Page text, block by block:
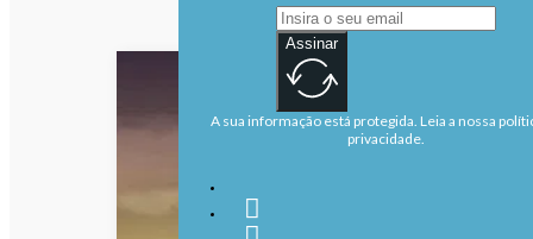
Assinar
A sua informação está protegida. Leia a nossa
privacidade.